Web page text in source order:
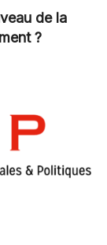
de la
?